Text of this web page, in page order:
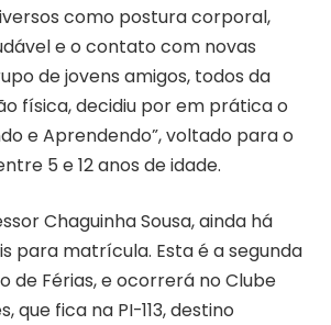
como postura corporal,
e o contato com novas
de jovens amigos, todos da
física, decidiu por em prática o
e Aprendendo”, voltado para o
5 e 12 anos de idade.
Chaguinha Sousa, ainda há
para matrícula. Esta é a segunda
de Férias, e ocorrerá no Clube
que fica na PI-113, destino